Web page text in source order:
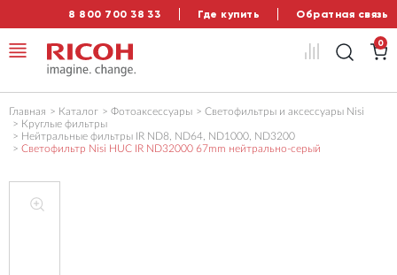
8 800 700 38 33 Где купить Обратная связь
0
Главная Каталог Фотоаксессуары
Светофильтры и аксессуары Nisi
Круглые фильтры
Нейтральные фильтры IR ND8, ND64, ND1000, ND3200
Светофильтр Nisi HUC IR ND32000 67mm нейтрально-серый